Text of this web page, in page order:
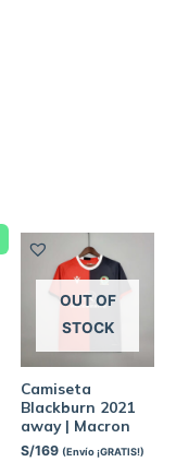
OUT OF
STOCK
Camiseta
Blackburn 2021
away | Macron
S/169 (Envío ¡GRATIS!)